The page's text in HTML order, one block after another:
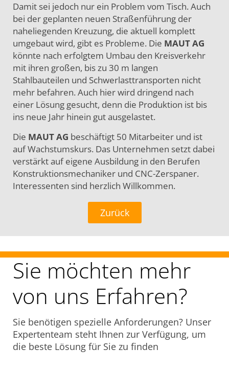
Damit sei jedoch nur ein Problem vom Tisch. Auch
bei der geplanten neuen Straßenführung der
naheliegenden Kreuzung, die aktuell komplett
umgebaut wird, gibt es Probleme. Die MAUT AG
könnte nach erfolgtem Umbau den Kreisverkehr
mit ihren großen, bis zu 30 m langen
Stahlbauteilen und Schwerlasttransporten nicht
mehr befahren. Auch hier wird dringend nach
einer Lösung gesucht, denn die Produktion ist bis
ins neue Jahr hinein gut ausgelastet.
Die MAUT AG beschäftigt 50 Mitarbeiter und ist
auf Wachstumskurs. Das Unternehmen setzt dabei
verstärkt auf eigene Ausbildung in den Berufen
Konstruktionsmechaniker und CNC-Zerspaner.
Interessenten sind herzlich Willkommen.
Zurück
Sie möchten mehr
von uns Erfahren?
Sie benötigen spezielle Anforderungen? Unser
Expertenteam steht Ihnen zur Verfügung, um
die beste Lösung für Sie zu finden